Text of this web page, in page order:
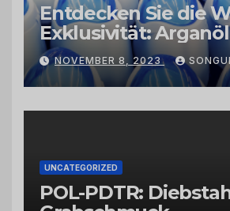
Entdecken Sie die
Exklusivität:
Kaktusfeigenkernöl
Schwarzkümmelöl
Großhändlern und
NOVEMBER 8, 2023
UNCATEGORIZED
POL-PDTR: